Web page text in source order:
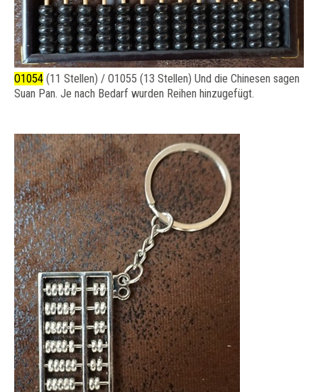
O1054 (11 Stellen) / O1055 (13 Stellen) Und die Chinesen sagen
Suan Pan. Je nach Bedarf wurden Reihen hinzugefügt.